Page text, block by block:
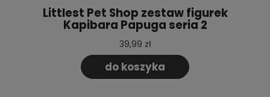
Littlest Pet Shop zestaw figurek
Kapibara Papuga seria 2
39,99 zł
do koszyka